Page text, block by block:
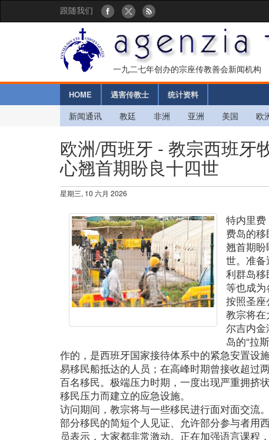
跟随我们
一九二七年创办的宗座传教善会新闻机构
HOME 遇害传教士 统计资料
新闻通讯 教廷 非洲 亚洲 美国 欧
欧洲/西班牙 - 教宗西班牙
心翘首期盼良十四世
星期三, 10 六月 2026
特内里
费岛的移
翘首期
世。准
利群岛
等也成为
按照圣座
教宗将
尔吉内
岛的“拉
作的，是西班牙国家接待体系中的紧急安置设
易移民船抵达的人员；在高峰时期曾接收超过
百名移民。极端压力时期，一度出现严重拥挤
移民压力而建立的应急设施。
访问期间，教宗将与一些移民进行面对面交流
部分移民的简短个人见证、允许部分参与者用
员表示，大家都非常激动。正在加强语言课程